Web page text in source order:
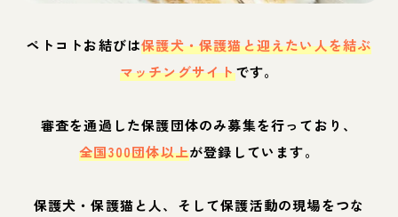
ペトコトお結びは保護犬・保護猫と迎えたい人を結ぶ
マッチングサイトです。
審査を通過した保護団体のみ募集を行っており、
全国300団体以上が登録しています。
保護犬・保護猫と人、そして保護活動の現場をつな